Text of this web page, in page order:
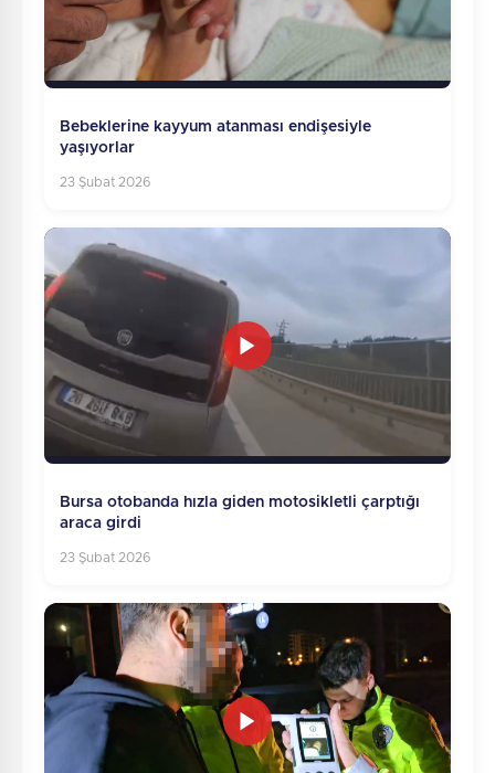
Bebeklerine kayyum atanması endişesiyle
yaşıyorlar
23 Şubat 2026
Bursa otobanda hızla giden motosikletli çarptığı
araca girdi
23 Şubat 2026